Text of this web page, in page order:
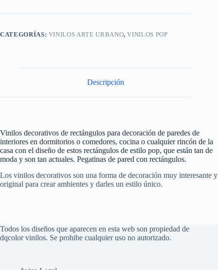
CATEGORÍAS: VINILOS ARTE URBANO,VINILOS POP
Descripción
Vinilos decorativos de rectángulos para decoración de paredes de
interiores en dormitorios o comedores, cocina o cualquier rincón de la
casa con el diseño de estos rectángulos de estilo pop, que están tan de
moda y son tan actuales. Pegatinas de pared con rectángulos.
Los vinilos decorativos son una forma de decoración muy interesante y
original para crear ambientes y darles un estilo único.
Todos los diseños que aparecen en esta web son propiedad de
dqcolor vinilos. Se prohibe cualquier uso no autorizado.